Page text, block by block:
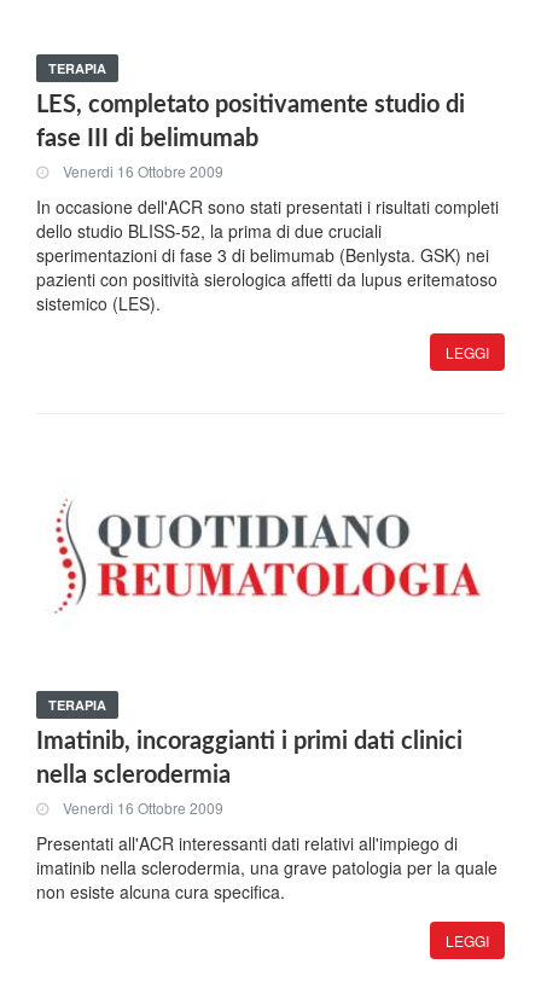
TERAPIA
LES, completato positivamente studio di
fase III di belimumab
Venerdi 16 Ottobre 2009
In occasione dell'ACR sono stati presentati i risultati completi
dello studio BLISS-52, la prima di due cruciali
sperimentazioni di fase 3 di belimumab (Benlysta. GSK) nei
pazienti con positività sierologica affetti da lupus eritematoso
sistemico (LES).
LEGGI
TERAPIA
Imatinib, incoraggianti i primi dati clinici
nella sclerodermia
Venerdi 16 Ottobre 2009
Presentati all'ACR interessanti dati relativi all'impiego di
imatinib nella sclerodermia, una grave patologia per la quale
non esiste alcuna cura specifica.
LEGGI